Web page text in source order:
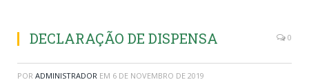
DECLARAÇÃO DE DISPENSA 0
POR ADMINISTRADOR EM 6 DE NOVEMBRO DE 2019